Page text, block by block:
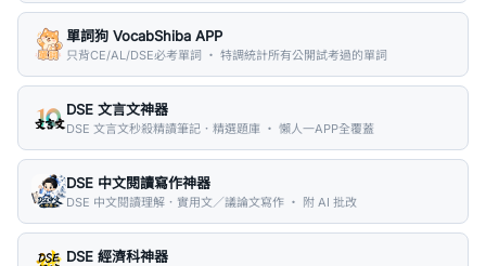
單詞狗 VocabShiba APP
只背CE/AL/DSE必考單詞 ・ 特調統計所有公開試考過的單詞
DSE 文言文神器
DSE 文言文秒殺精讀筆記．精選題庫 ・ 懶人一APP全覆蓋
DSE 中文閱讀寫作神器
DSE 中文閱讀理解．實用文／議論文寫作 ・ 附 AI 批改
DSE 經濟科神器